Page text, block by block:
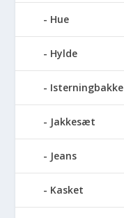
Hue
Hylde
Isterningbakke
Jakkesæt
Jeans
Kasket